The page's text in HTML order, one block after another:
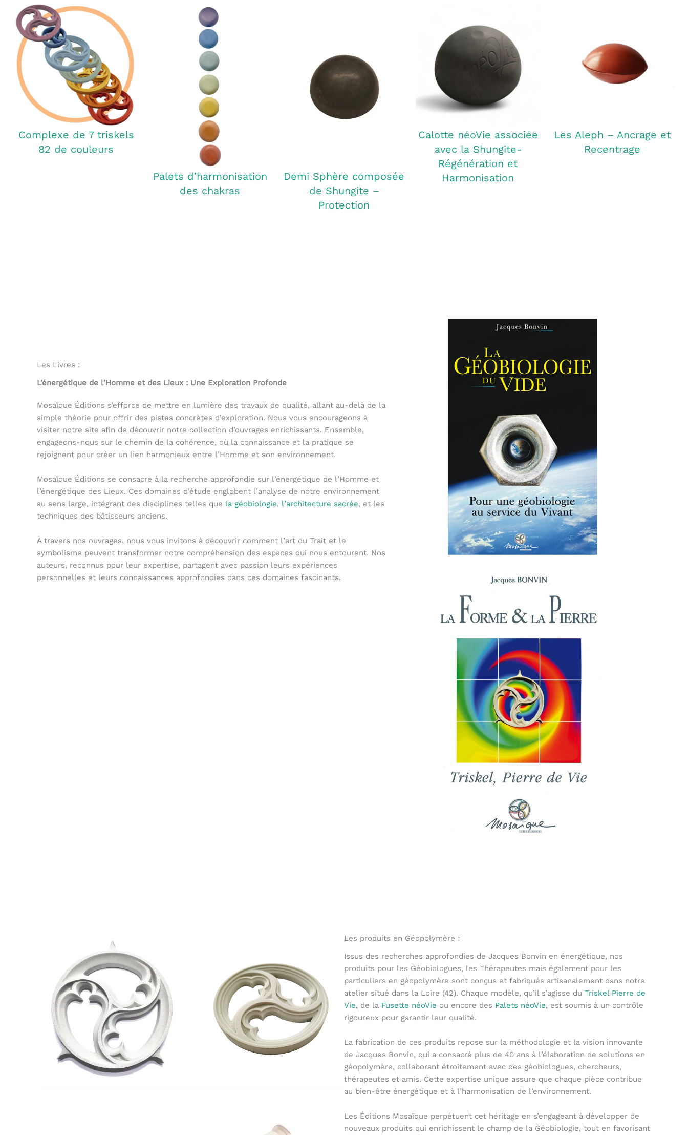
Complexe de 7 triskels
82 de couleurs
Palets d’harmonisation
des chakras
Demi Sphère composée
de Shungite –
Protection
Calotte néoVie associée
avec la Shungite-
Régénération et
Harmonisation
Les Aleph – Ancrage et
Recentrage
Les Livres :
L’énergétique de l’Homme et des Lieux : Une Exploration Profonde
Mosaïque Éditions s’efforce de mettre en lumière des travaux de qualité, allant au-delà de la
simple théorie pour offrir des pistes concrètes d’exploration. Nous vous encourageons à
visiter notre site afin de découvrir notre collection d’ouvrages enrichissants. Ensemble,
engageons-nous sur le chemin de la cohérence, où la connaissance et la pratique se
rejoignent pour créer un lien harmonieux entre l’Homme et son environnement.
Mosaïque Éditions se consacre à la recherche approfondie sur l’énergétique de l’Homme et
l’énergétique des Lieux. Ces domaines d’étude englobent l’analyse de notre environnement
au sens large, intégrant des disciplines telles que la géobiologie, l’architecture sacrée, et les
techniques des bâtisseurs anciens.
À travers nos ouvrages, nous vous invitons à découvrir comment l’art du Trait et le
symbolisme peuvent transformer notre compréhension des espaces qui nous entourent. Nos
auteurs, reconnus pour leur expertise, partagent avec passion leurs expériences
personnelles et leurs connaissances approfondies dans ces domaines fascinants.
Les produits en Géopolymère :
Issus des recherches approfondies de Jacques Bonvin en énergétique, nos
produits pour les Géobiologues, les Thérapeutes mais également pour les
particuliers en géopolymère sont conçus et fabriqués artisanalement dans notre
atelier situé dans la Loire (42). Chaque modèle, qu’il s’agisse du Triskel Pierre de
Vie, de la Fusette néoVie ou encore des Palets néoVie, est soumis à un contrôle
rigoureux pour garantir leur qualité.
La fabrication de ces produits repose sur la méthodologie et la vision innovante
de Jacques Bonvin, qui a consacré plus de 40 ans à l’élaboration de solutions en
géopolymère, collaborant étroitement avec des géobiologues, chercheurs,
thérapeutes et amis. Cette expertise unique assure que chaque pièce contribue
au bien-être énergétique et à l’harmonisation de l’environnement.
Les Éditions Mosaïque perpétuent cet héritage en s’engageant à développer de
nouveaux produits qui enrichissent le champ de la Géobiologie, tout en favorisant